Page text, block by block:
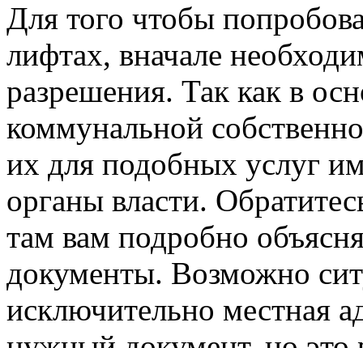
Для того чтобы
лифтах, вначале
разрешения. Так как в
коммунальной
их для подобных услуг
органы власти.
там вам подробно
документы. Возможно
исключительно местная